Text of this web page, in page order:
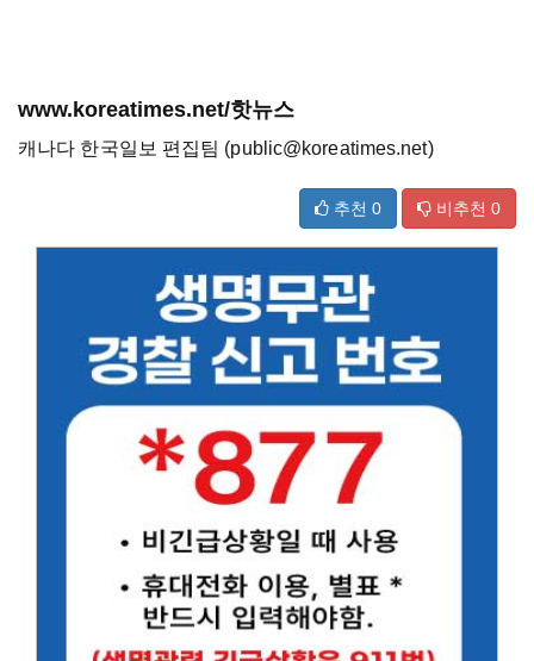
www.koreatimes.net/핫뉴스
캐나다 한국일보 편집팀 (public@koreatimes.net)
추천 0 비추천 0